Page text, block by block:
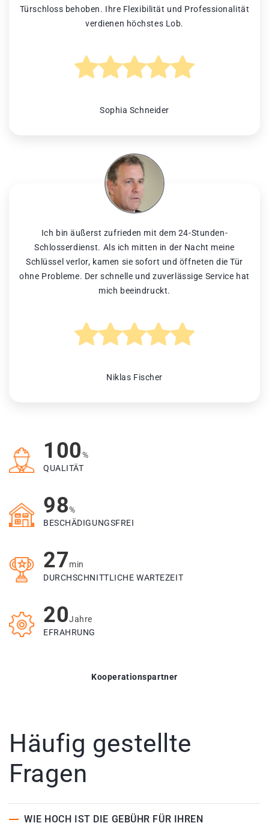
Türschloss behoben. Ihre Flexibilität und Professionalität
verdienen höchstes Lob.
Sophia Schneider
Ich bin äußerst zufrieden mit dem 24-Stunden-
Schlosserdienst. Als ich mitten in der Nacht meine
Schlüssel verlor, kamen sie sofort und öffneten die Tür
ohne Probleme. Der schnelle und zuverlässige Service hat
mich beeindruckt.
Niklas Fischer
100%
QUALITÄT
98%
BESCHÄDIGUNGSFREI
27min
DURCHSCHNITTLICHE WARTEZEIT
20Jahre
EFRAHRUNG
Kooperationspartner
Häufig gestellte
Fragen
WIE HOCH IST DIE GEBÜHR FÜR IHREN